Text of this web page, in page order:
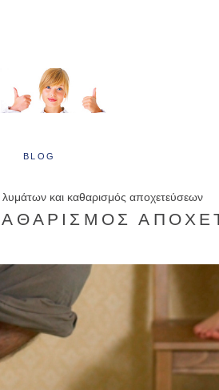
BLOG
και καθαρισμός αποχετεύσεων